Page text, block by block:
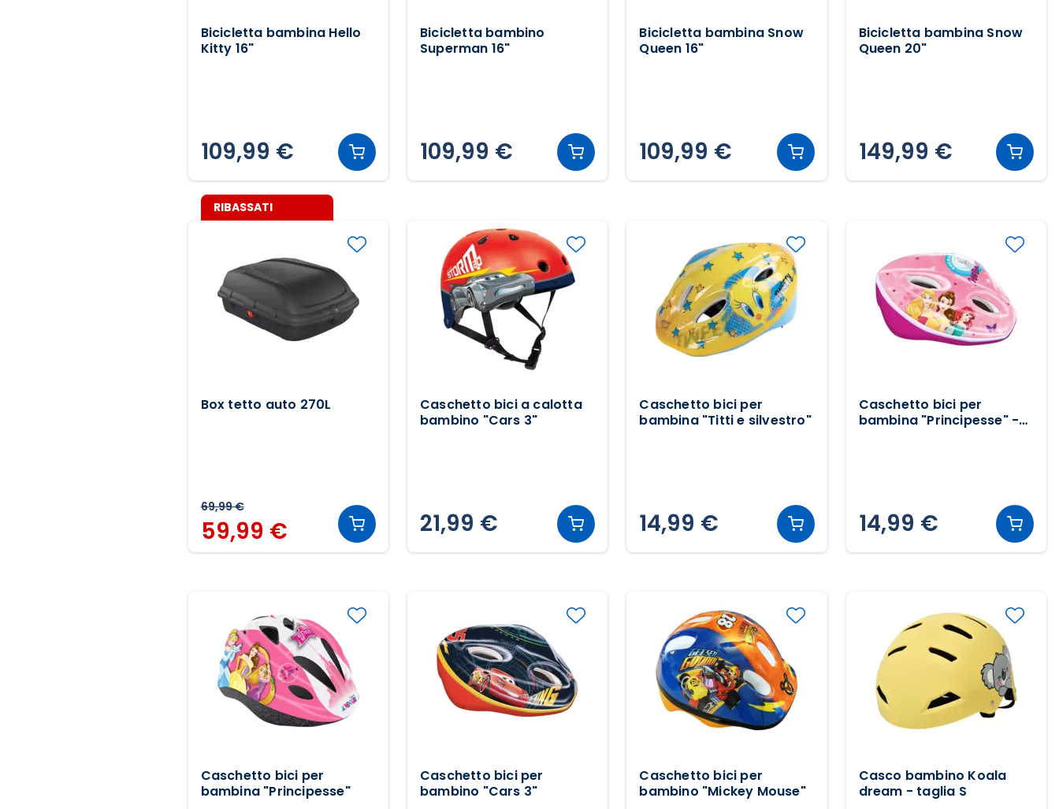
Bicicletta bambina Hello
Kitty 16"
109,99 €
Bicicletta bambino
Superman 16"
109,99 €
Bicicletta bambina Snow
Queen 16"
109,99 €
Bicicletta bambina Snow
Queen 20"
149,99 €
Box tetto auto 270L
RIBASSATI
69,99 €
59,99 €
Caschetto bici a calotta
bambino "Cars 3"
21,99 €
Caschetto bici per
bambina "Titti e silvestro"
14,99 €
Caschetto bici per
bambina "Principesse" -
14,99 €
Caschetto bici per
bambina "Principesse"
Caschetto bici per
bambino "Cars 3"
Caschetto bici per
bambino "Mickey Mouse"
Casco bambino Koala
dream - taglia S